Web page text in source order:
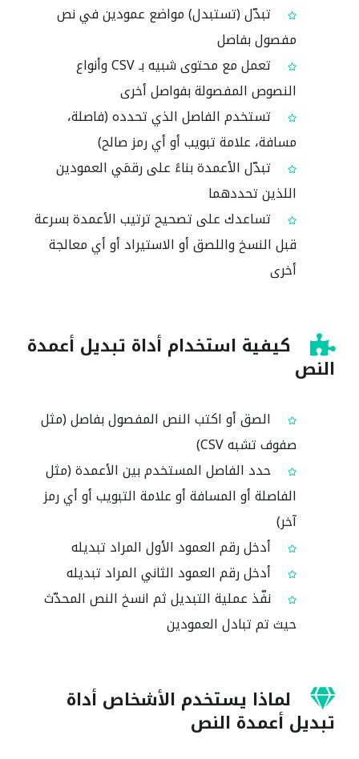
تبدّل (تستبدل) مواضع عمودين في نص
مفصول بفاصل
تعمل مع محتوى شبيه بـ CSV وأنواع
النصوص المفصولة بفواصل أخرى
تستخدم الفاصل الذي تحدده (فاصلة،
مسافة، علامة تبويب أو أي رمز صالح)
تبدّل الأعمدة بناءً على رقمَي العمودين
اللذين تحددهما
تساعدك على تصحيح ترتيب الأعمدة بسرعة
قبل النسخ واللصق أو الاستيراد أو أي معالجة
أخرى
كيفية استخدام أداة تبديل أعمدة
النص
الصق أو اكتب النص المفصول بفاصل (مثل
صفوف تشبه CSV)
حدد الفاصل المستخدم بين الأعمدة (مثل
الفاصلة أو المسافة أو علامة التبويب أو أي رمز
آخر)
أدخل رقم العمود الأول المراد تبديله
أدخل رقم العمود الثاني المراد تبديله
نفّذ عملية التبديل ثم انسخ النص المحدّث
حيث تم تبادل العمودين
لماذا يستخدم الأشخاص أداة
تبديل أعمدة النص